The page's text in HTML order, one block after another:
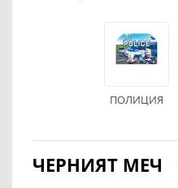
ПОЛИЦИЯ
ЧЕРНИЯТ МЕЧ